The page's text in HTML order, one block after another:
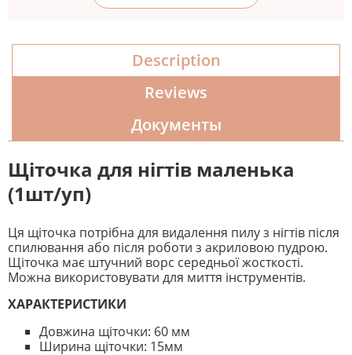
Description
Reviews
Документы
Щіточка для нігтів маленька
(1шт/уп)
Ця щіточка потрібна для видалення пилу з нігтів після
спилювання або після роботи з акриловою пудрою.
Щіточка має штучний ворс середньої жосткості.
Можна використовувати для миття інструментів.
ХАРАКТЕРИСТИКИ
Довжина щіточки: 60 мм
Ширина щіточки: 15мм